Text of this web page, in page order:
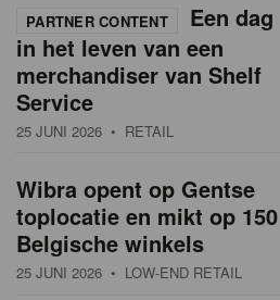
c
h
PARTNER CONTENT
Een dag
in het leven van een
merchandiser van Shelf
Service
25 JUNI 2026 • RETAIL
Wibra opent op Gentse
toplocatie en mikt op 150
Belgische winkels
25 JUNI 2026 • LOW-END RETAIL